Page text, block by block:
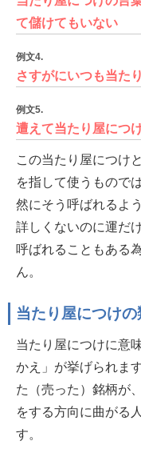
て儲けてもいない
例文4.
さすがにいつも当た
例文5.
遭えて当たり屋につ
この当たり屋につけ
を指して使うもので
然にそう呼ばれるよ
詳しくないのに運だ
呼ばれることもある
ん。
当たり屋につけの
当たり屋につけに意
かえ」が挙げられま
た（売った）銘柄が
をする方向に曲がる
す。